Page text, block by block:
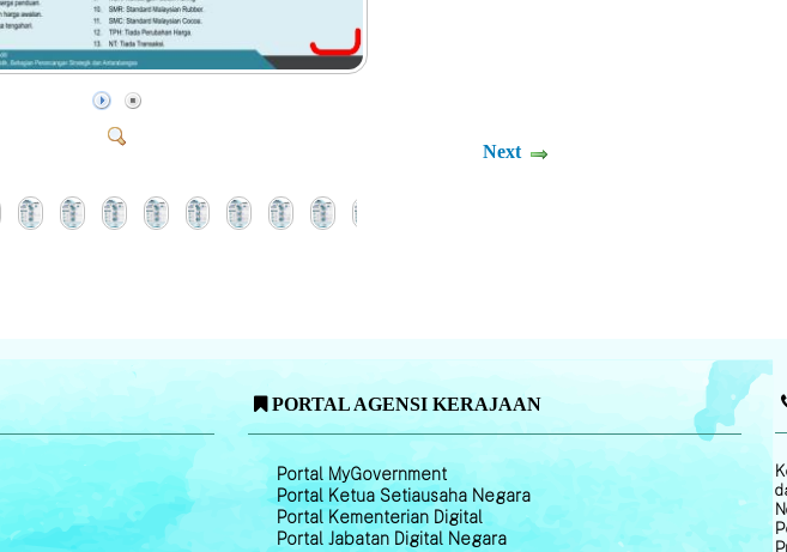
Next
PORTAL AGENSI KERAJAAN
Portal MyGovernment
Portal Ketua Setiausaha Negara
Portal Kementerian Digital
Portal Jabatan Digital Negara